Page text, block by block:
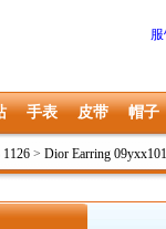
手表 皮带 帽子
> Dior Earring 09yxx101